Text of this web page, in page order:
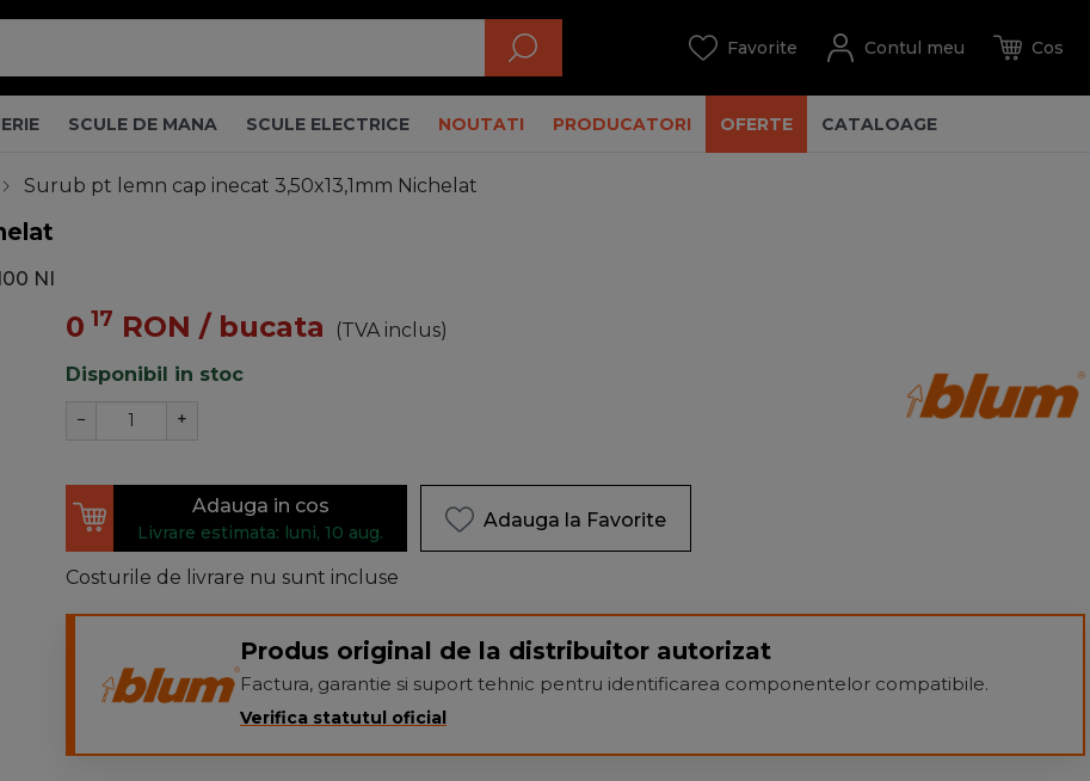
SCULE DE MANA SCULE ELECTRICE NOUTATI PRODUCATORI OFERTE CATALOAGE
Surub pt lemn cap inecat 3,50x13,1mm Nichelat
NI
0 17 RON / bucata
(TVA inclus)
Disponibil in stoc
− +
Adauga in cos
Livrare estimata: luni, 10 aug.
Adauga la Favorite
Costurile de livrare nu sunt incluse
Produs original de la distribuitor autorizat
Factura, garantie si suport tehnic pentru identificarea componentelor compatibile.
Verifica statutul oficial